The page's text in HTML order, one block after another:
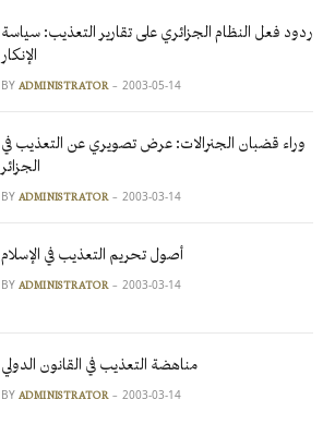
ردود فعل النظام الجزائري على تقارير التعذيب: سياسة
الإنكار
BY ADMINISTRATOR 2003-05-14
وراء قضبان الجنرالات: عرض تصويري عن التعذيب في
الجزائر
BY ADMINISTRATOR 2003-03-14
أصول تحريم التعذيب في الإسلام
BY ADMINISTRATOR 2003-03-14
مناهضة التعذيب في القانون الدولي
BY ADMINISTRATOR 2003-03-14